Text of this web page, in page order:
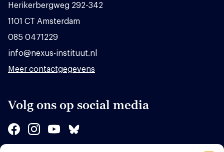
Herikerbergweg 292-342
1101 CT Amsterdam
085 0471229
info@nexus-instituut.nl
Meer contactgegevens
Volg ons op social media